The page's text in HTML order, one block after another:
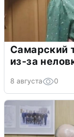
Самарский
из-за
8 августа 0